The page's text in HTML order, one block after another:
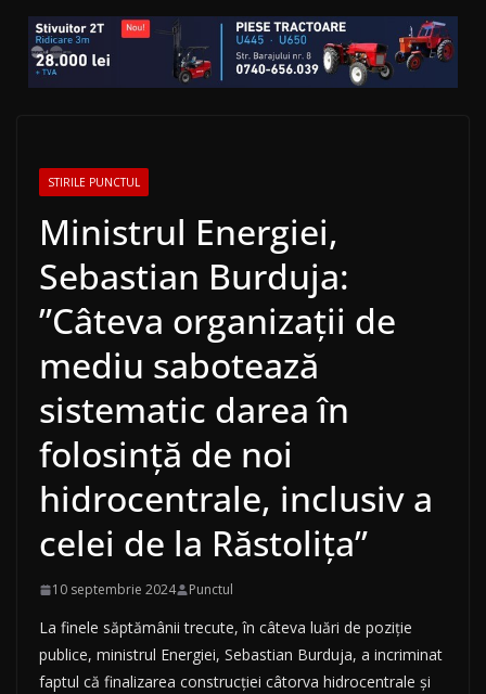
STIRILE PUNCTUL
Ministrul Energiei,
Sebastian Burduja:
”Câteva organizații de
mediu sabotează
sistematic darea în
folosință de noi
hidrocentrale, inclusiv a
celei de la Răstolița”
10 septembrie 2024 Punctul
La finele săptămânii trecute, în câteva luări de poziție
publice, ministrul Energiei, Sebastian Burduja, a incriminat
faptul că finalizarea construcției câtorva hidrocentrale și